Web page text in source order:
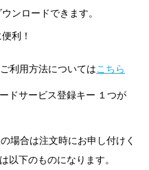
ンロードできます。
利！
利用方法についてはこちら
ドサービス登録キー １つが
場合は注文時にお申し付けく
以下のものになります。